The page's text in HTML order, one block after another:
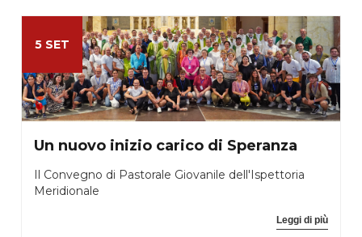
5 SET
Un nuovo inizio carico di Speranza
Il Convegno di Pastorale Giovanile dell'Ispettoria
Meridionale
Leggi di più